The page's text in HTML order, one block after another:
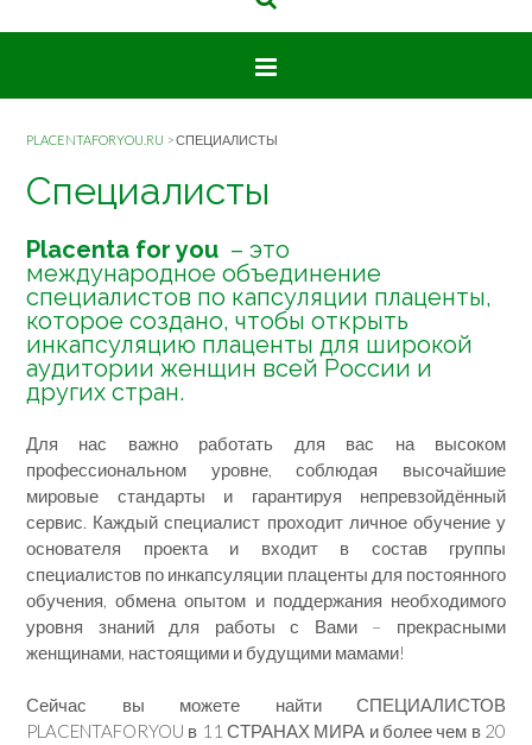
PLACENTAFORYOU.RU >СПЕЦИАЛИСТЫ
Специалисты
Placenta for you – это
международное объединение
специалистов по капсуляции плаценты,
которое создано, чтобы открыть
инкапсуляцию плаценты для широкой
аудитории женщин всей России и
других стран.
Для нас важно работать для вас на высоком
профессиональном уровне, соблюдая высочайшие
мировые стандарты и гарантируя непревзойдённый
сервис. Каждый специалист проходит личное обучение у
основателя проекта и входит в состав группы
специалистов по инкапсуляции плаценты для постоянного
обучения, обмена опытом и поддержания необходимого
уровня знаний для работы с Вами – прекрасными
женщинами, настоящими и будущими мамами!
Сейчас вы можете найти СПЕЦИАЛИСТОВ
PLACENTAFORYOU в 11 СТРАНАХ МИРА и более чем в 20